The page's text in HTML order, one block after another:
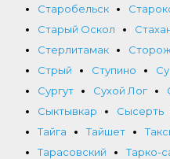
Старобельск
Старый Оскол
Стерлитамак
Стрый
Ступино
Сургут
Сухой Лог
Сыктывкар
Сысерть
Тайга
Тайшет
Тарасовский
Тарко-